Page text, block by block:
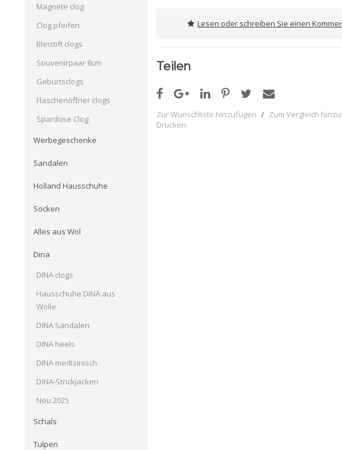
Magnete clog
Clog pfeifen
Bleistift clogs
Souvenirpaar 8cm
Geburtsclogs
Flaschenöffner clogs
Spardose Clog
Werbegeschenke
Sandalen
Holland Hausschuhe
Socken
Alles aus Wol
Dina
DINA clogs
Hausschuhe DINA aus
Wolle
DINA Sandalen
DINA heels
DINA medizinisch
DINA-Strickjacken
Neu 2025
Schals
Tulpen
Lesen oder schreiben Sie einen
Teilen
Zur Wunschliste hinzufügen / Zum Vergleich
Drucken